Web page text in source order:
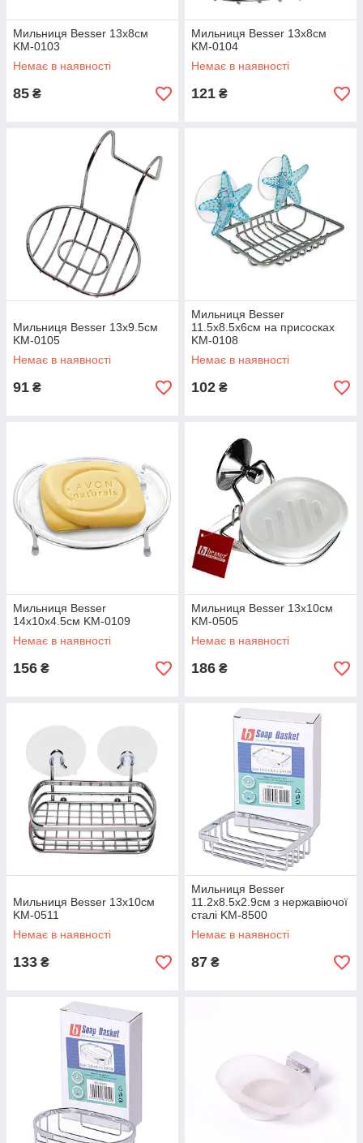
Мильниця Besser 13х8см
KM-0103
Немає в наявності
85 ₴
Мильниця Besser 13х8см
KM-0104
Немає в наявності
121 ₴
Мильниця Besser 13х9.5см
KM-0105
Немає в наявності
91 ₴
Мильниця Besser
11.5х8.5х6см на присосках
KM-0108
Немає в наявності
102 ₴
Мильниця Besser
14х10х4.5см KM-0109
Немає в наявності
156 ₴
Мильниця Besser 13х10см
KM-0505
Немає в наявності
186 ₴
Мильниця Besser 13х10см
KM-0511
Немає в наявності
133 ₴
Мильниця Besser
11.2х8.5х2.9см з нержавіючої
сталі KM-8500
Немає в наявності
87 ₴